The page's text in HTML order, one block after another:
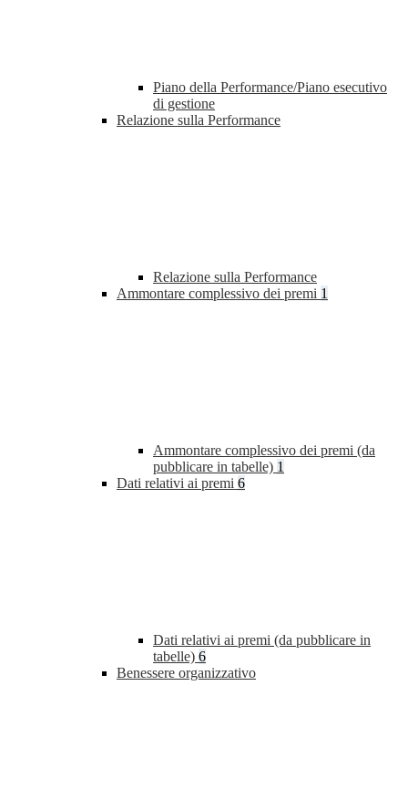
Piano della Performance/Piano esecutivo
di gestione
Relazione sulla Performance
Relazione sulla Performance
Ammontare complessivo dei premi 1
Ammontare complessivo dei premi (da
pubblicare in tabelle) 1
Dati relativi ai premi 6
Dati relativi ai premi (da pubblicare in
tabelle) 6
Benessere organizzativo